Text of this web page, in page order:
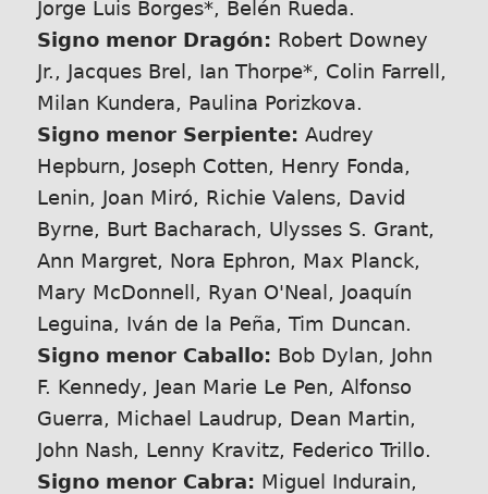
Jorge Luis Borges*, Belén Rueda.
Signo menor Dragón: Robert Downey
Jr., Jacques Brel, Ian Thorpe*, Colin Farrell,
Milan Kundera, Paulina Porizkova.
Signo menor Serpiente: Audrey
Hepburn, Joseph Cotten, Henry Fonda,
Lenin, Joan Miró, Richie Valens, David
Byrne, Burt Bacharach, Ulysses S. Grant,
Ann Margret, Nora Ephron, Max Planck,
Mary McDonnell, Ryan O'Neal, Joaquín
Leguina, Iván de la Peña, Tim Duncan.
Signo menor Caballo: Bob Dylan, John
F. Kennedy, Jean Marie Le Pen, Alfonso
Guerra, Michael Laudrup, Dean Martin,
John Nash, Lenny Kravitz, Federico Trillo.
Signo menor Cabra: Miguel Indurain,